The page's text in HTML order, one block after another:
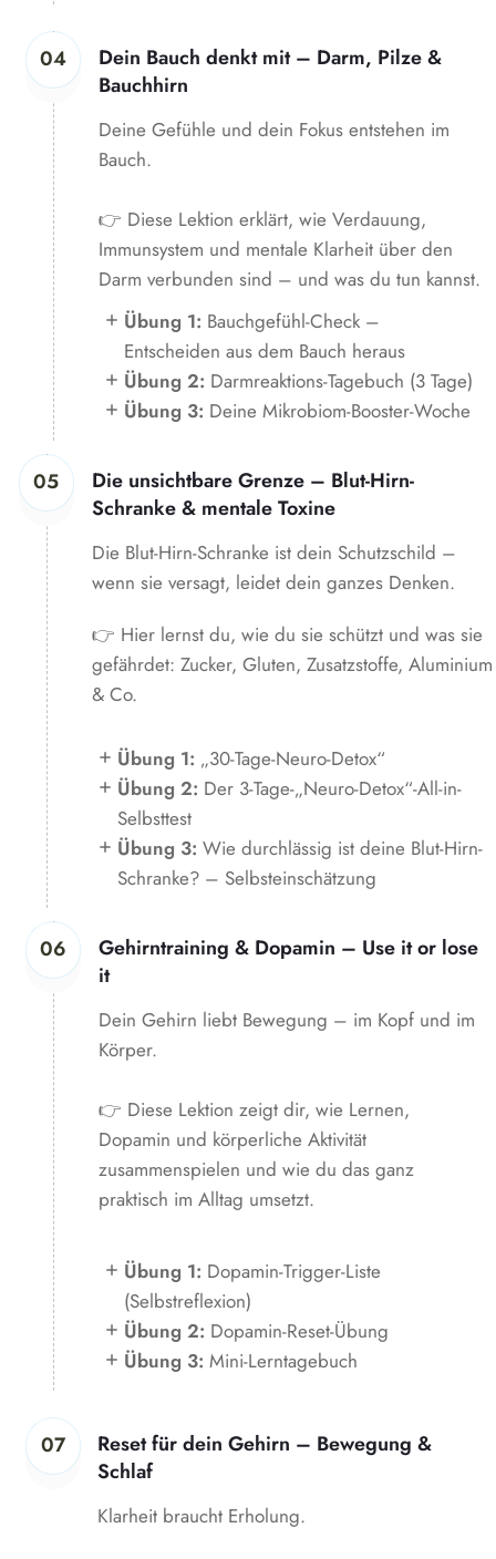
04
Dein Bauch denkt mit – Darm, Pilze &
Bauchhirn
Deine Gefühle und dein Fokus entstehen im
Bauch.
👉 Diese Lektion erklärt, wie Verdauung,
Immunsystem und mentale Klarheit über den
Darm verbunden sind – und was du tun kannst.
Übung 1: Bauchgefühl-Check –
Entscheiden aus dem Bauch heraus
Übung 2: Darmreaktions-Tagebuch (3 Tage)
Übung 3: Deine Mikrobiom-Booster-Woche
05
Die unsichtbare Grenze – Blut-Hirn-
Schranke & mentale Toxine
Die Blut-Hirn-Schranke ist dein Schutzschild –
wenn sie versagt, leidet dein ganzes Denken.
👉 Hier lernst du, wie du sie schützt und was sie
gefährdet: Zucker, Gluten, Zusatzstoffe, Aluminium
& Co.
Übung 1: „30-Tage-Neuro-Detox“
Übung 2: Der 3-Tage-„Neuro-Detox“-All-in-
Selbsttest
Übung 3: Wie durchlässig ist deine Blut-Hirn-
Schranke? – Selbsteinschätzung
06
Gehirntraining & Dopamin – Use it or lose
it
Dein Gehirn liebt Bewegung – im Kopf und im
Körper.
👉 Diese Lektion zeigt dir, wie Lernen,
Dopamin und körperliche Aktivität
zusammenspielen und wie du das ganz
praktisch im Alltag umsetzt.
Übung 1: Dopamin-Trigger-Liste
(Selbstreflexion)
Übung 2: Dopamin-Reset-Übung
Übung 3: Mini-Lerntagebuch
07
Reset für dein Gehirn – Bewegung &
Schlaf
Klarheit braucht Erholung.